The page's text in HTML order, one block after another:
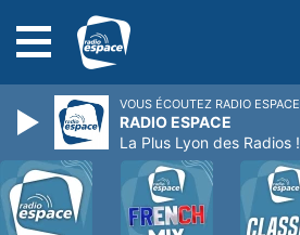
VOUS ÉCOUTEZ RADIO ESPACE
RADIO ESPACE
La Plus Lyon des Radios !